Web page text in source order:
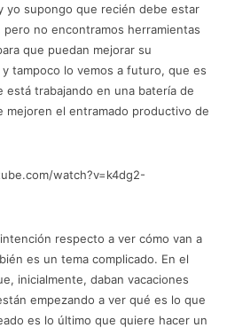
yo supongo que recién debe estar
no encontramos herramientas
que puedan mejorar su
tampoco lo vemos a futuro, que es
está trabajando en una batería de
mejoren el entramado productivo de
watch?v=k4dg2-
respecto a ver cómo van a
es un tema complicado. En el
inicialmente, daban vacaciones
empezando a ver qué es lo que
es lo último que quiere hacer un